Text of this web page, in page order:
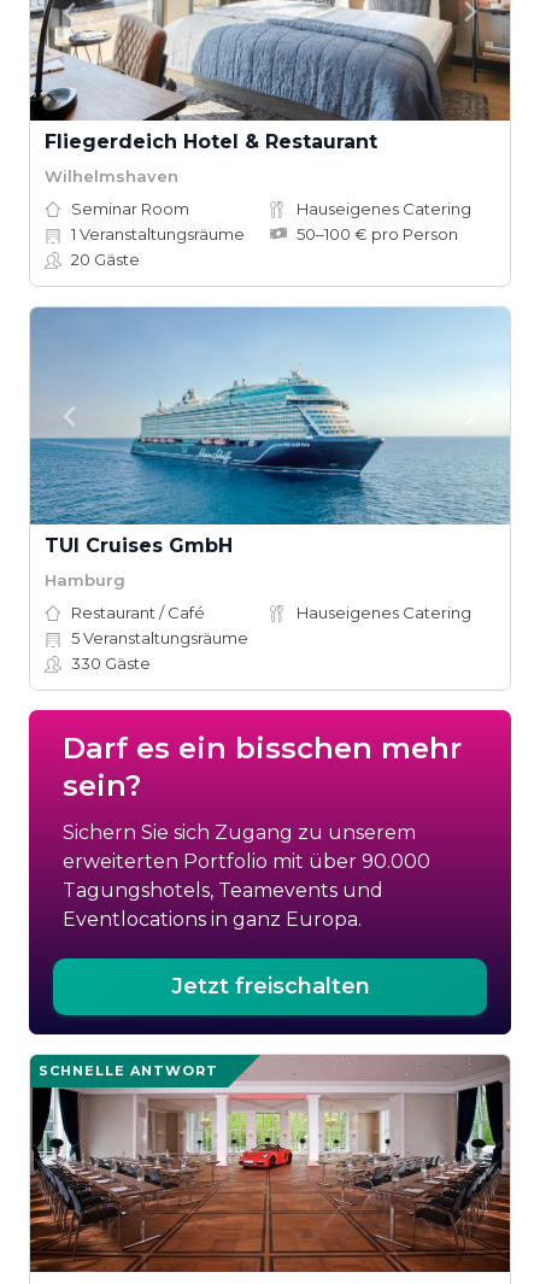
Fliegerdeich Hotel & Restaurant
Wilhelmshaven
Seminar Room
Hauseigenes Catering
1 Veranstaltungsräume
50–100 € pro Person
20 Gäste
TUI Cruises GmbH
Hamburg
Restaurant / Café
Hauseigenes Catering
5Veranstaltungsräume
330 Gäste
Darf es ein bisschen mehr
sein?
Sichern Sie sich Zugang zu unserem
erweiterten Portfolio mit über 90.000
Tagungshotels, Teamevents und
Eventlocations in ganz Europa.
Jetzt freischalten
SCHNELLE ANTWORT